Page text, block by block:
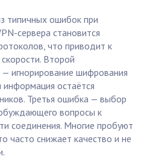
типичных ошибок при
сервера становится
что приводит к
Второй
игнорирование шифрования
информация остаётся
Третья ошибка — выбор
вопросы к
соединения. Многие пробуют
часто снижает качество и не